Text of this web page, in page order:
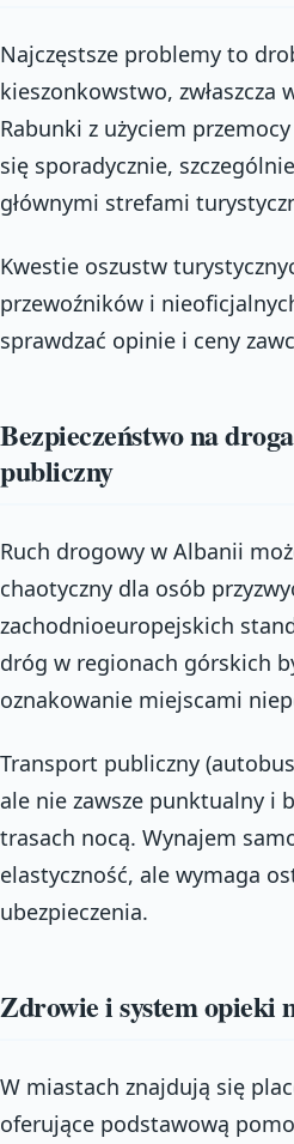
Najczęstsze problemy to
kieszonkowstwo, zwłaszcza
Rabunki z użyciem
się sporadycznie,
głównymi strefami
Kwestie oszustw
przewoźników i
sprawdzać opinie i ceny
Bezpieczeństwo na
publiczny
Ruch drogowy w Albanii
chaotyczny dla osób
zachodnioeuropejskich
dróg w regionach górskich
oznakowanie miejscami
Transport publiczny
ale nie zawsze punktualny i
trasach nocą. Wynajem
elastyczność, ale wymaga
ubezpieczenia.
Zdrowie i system opieki
W miastach znajdują się
oferujące podstawową